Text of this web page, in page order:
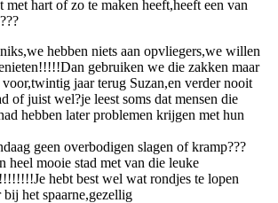
met hart of zo te maken heeft,heeft een van
hebben niets aan opvliegers,we willen
gebruiken we die zakken maar
voor,twintig jaar terug Suzan,en verder nooit
of juist wel?je leest soms dat mensen die
hebben later problemen krijgen met hun
geen overbodigen slagen of kramp???
heel mooie stad met van die leuke
hebt best wel wat rondjes te lopen
bij het spaarne,gezellig